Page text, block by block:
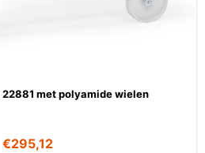
met polyamide wielen
€295,12